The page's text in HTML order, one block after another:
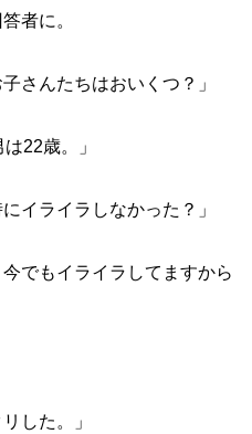
者に。
さんたちはおいくつ？」
22歳。」
イライラしなかった？」
でもイライラしてますから
した。」